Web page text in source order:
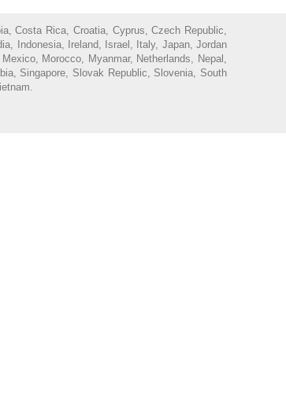
Costa Rica, Croatia, Cyprus, Czech Republic,
Indonesia, Ireland, Israel, Italy, Japan, Jordan
Morocco, Myanmar, Netherlands, Nepal,
Singapore, Slovak Republic, Slovenia, South